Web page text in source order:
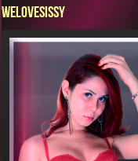
WELOVESISSY